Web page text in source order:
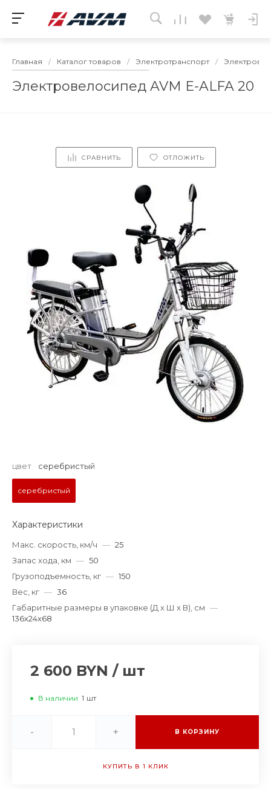
Главная / Каталог товаров / Электротранспорт /
Электровелосипед AVM E-ALFA 20
СРАВНИТЬ ОТЛОЖИТЬ
цвет серебристый
серебристый
Характеристики
Макс. скорость, км/ч — 25
Запас хода, км — 50
Грузоподъемность, кг — 150
Вес, кг — 36
Габаритные размеры в упаковке (Д x Ш x В), см —
136x24x68
2 600 BYN / шт
В наличии 1 шт
- + В КОРЗИНУ
КУПИТЬ В 1 КЛИК